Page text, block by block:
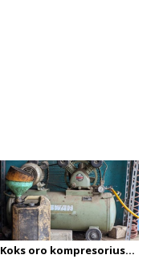
Koks oro kompresorius...